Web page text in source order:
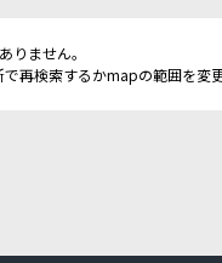
りません。
再検索するかmapの範囲を変